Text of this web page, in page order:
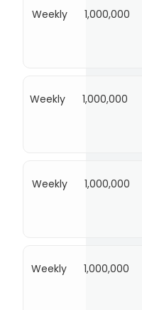
1,000,000
Weekly
1,000,000
Weekly
1,000,000
Weekly
1,000,000
Weekly